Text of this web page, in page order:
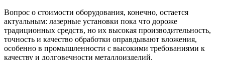
Вопрос о стоимости оборудования, конечно, остается
актуальным: лазерные установки пока что дороже
традиционных средств, но их высокая производительность,
точность и качество обработки оправдывают вложения,
особенно в промышленности с высокими требованиями к
качеству и долговечности металлоизделий.